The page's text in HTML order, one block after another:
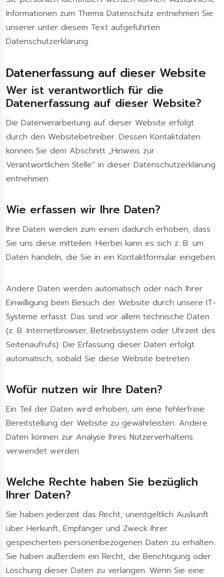
Informationen zum Thema Datenschutz entnehmen Sie
unserer unter diesem Text aufgeführten
Datenschutzerklärung.
Datenerfassung auf dieser Website
Wer ist verantwortlich für die
Datenerfassung auf dieser Website?
Die Datenverarbeitung auf dieser Website erfolgt
durch den Websitebetreiber. Dessen Kontaktdaten
können Sie dem Abschnitt „Hinweis zur
Verantwortlichen Stelle“ in dieser Datenschutzerklärung
entnehmen.
Wie erfassen wir Ihre Daten?
Ihre Daten werden zum einen dadurch erhoben, dass
Sie uns diese mitteilen. Hierbei kann es sich z. B. um
Daten handeln, die Sie in ein Kontaktformular eingeben.
Andere Daten werden automatisch oder nach Ihrer
Einwilligung beim Besuch der Website durch unsere IT-
Systeme erfasst. Das sind vor allem technische Daten
(z. B. Internetbrowser, Betriebssystem oder Uhrzeit des
Seitenaufrufs). Die Erfassung dieser Daten erfolgt
automatisch, sobald Sie diese Website betreten.
Wofür nutzen wir Ihre Daten?
Ein Teil der Daten wird erhoben, um eine fehlerfreie
Bereitstellung der Website zu gewährleisten. Andere
Daten können zur Analyse Ihres Nutzerverhaltens
verwendet werden.
Welche Rechte haben Sie bezüglich
Ihrer Daten?
Sie haben jederzeit das Recht, unentgeltlich Auskunft
über Herkunft, Empfänger und Zweck Ihrer
gespeicherten personenbezogenen Daten zu erhalten.
Sie haben außerdem ein Recht, die Berichtigung oder
Löschung dieser Daten zu verlangen. Wenn Sie eine